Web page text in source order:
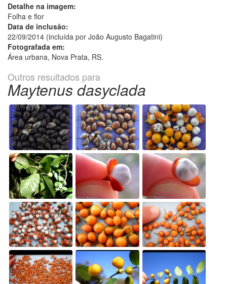
Detalhe na imagem:
Folha e flor
Data de inclusão:
22/09/2014 (incluída por João Augusto Bagatini)
Fotografada em:
Área urbana, Nova Prata, RS.
Outros resultados para
Maytenus dasyclada